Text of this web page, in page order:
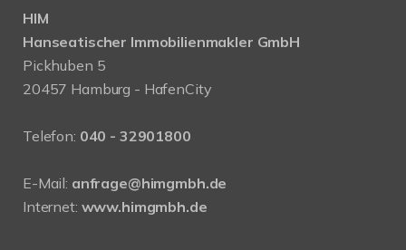
HIM
Hanseatischer Immobilienmakler GmbH
Pickhuben 5
20457 Hamburg - HafenCity
Telefon: 040 - 32901800
E-Mail: anfrage@himgmbh.de
Internet: www.himgmbh.de